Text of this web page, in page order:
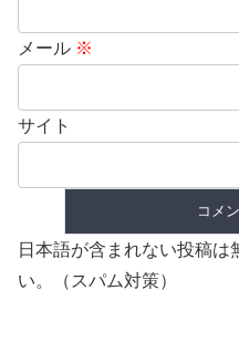
メール ※
サイト
日本語が含まれない投稿は
い。（スパム対策）